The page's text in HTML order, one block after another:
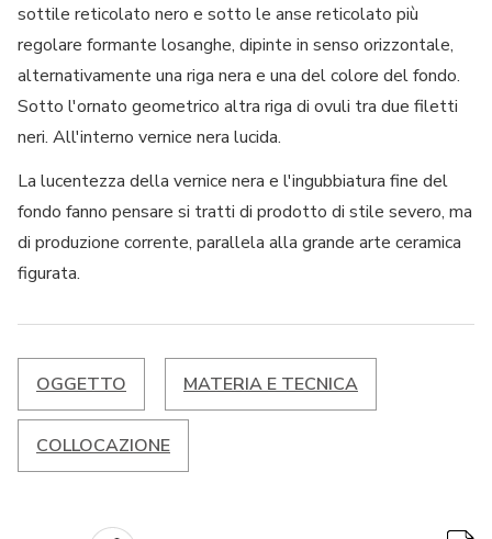
sottile reticolato nero e sotto le anse reticolato più
regolare formante losanghe, dipinte in senso orizzontale,
alternativamente una riga nera e una del colore del fondo.
Sotto l'ornato geometrico altra riga di ovuli tra due filetti
neri. All'interno vernice nera lucida.
La lucentezza della vernice nera e l'ingubbiatura fine del
fondo fanno pensare si tratti di prodotto di stile severo, ma
di produzione corrente, parallela alla grande arte ceramica
figurata.
OGGETTO MATERIA E TECNICA
COLLOCAZIONE